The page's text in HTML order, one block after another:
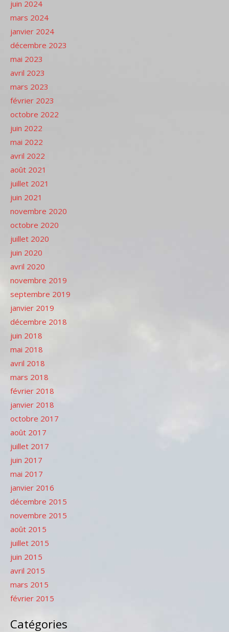
juin 2024
mars 2024
janvier 2024
décembre 2023
mai 2023
avril 2023
mars 2023
février 2023
octobre 2022
juin 2022
mai 2022
avril 2022
août 2021
juillet 2021
juin 2021
novembre 2020
octobre 2020
juillet 2020
juin 2020
avril 2020
novembre 2019
septembre 2019
janvier 2019
décembre 2018
juin 2018
mai 2018
avril 2018
mars 2018
février 2018
janvier 2018
octobre 2017
août 2017
juillet 2017
juin 2017
mai 2017
janvier 2016
décembre 2015
novembre 2015
août 2015
juillet 2015
juin 2015
avril 2015
mars 2015
février 2015
Catégories